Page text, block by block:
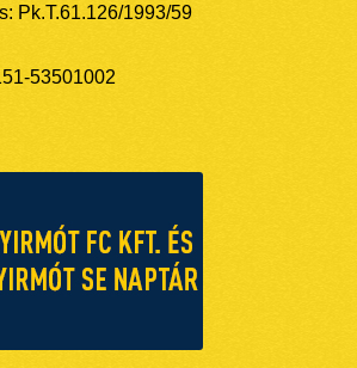
Pk.T.61.126/1993/59
53501002